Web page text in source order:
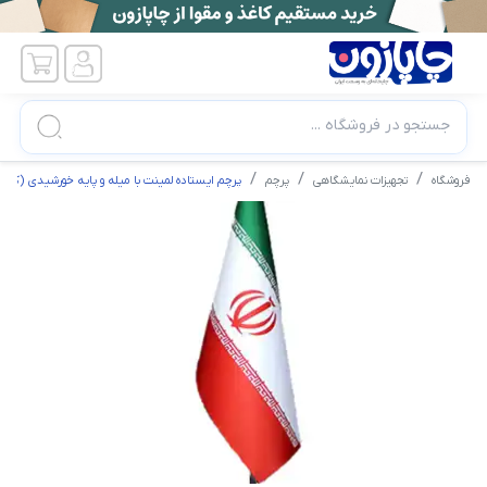
جستجو در فروشگاه ...
فروشگاه تجهیزات نمایشگاهی پرچم